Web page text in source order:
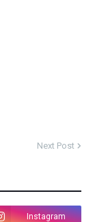
Next Post
Instagram